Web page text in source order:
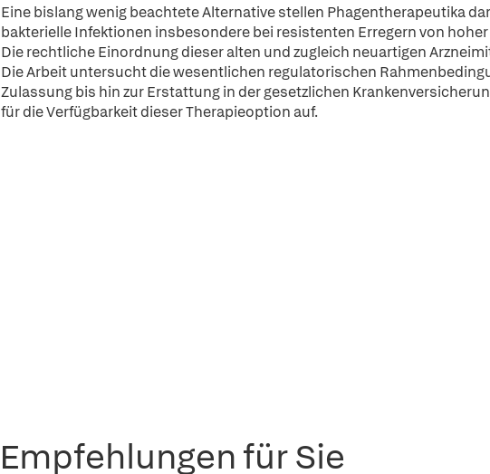
Eine bislang wenig beachtete Alternative stellen Phagentherapeutika
bakterielle Infektionen insbesondere bei resistenten Erregern von
Die rechtliche Einordnung dieser alten und zugleich neuartigen
Die Arbeit untersucht die wesentlichen regulatorischen
Zulassung bis hin zur Erstattung in der gesetzlichen
für die Verfügbarkeit dieser Therapieoption auf.
Empfehlungen für Sie